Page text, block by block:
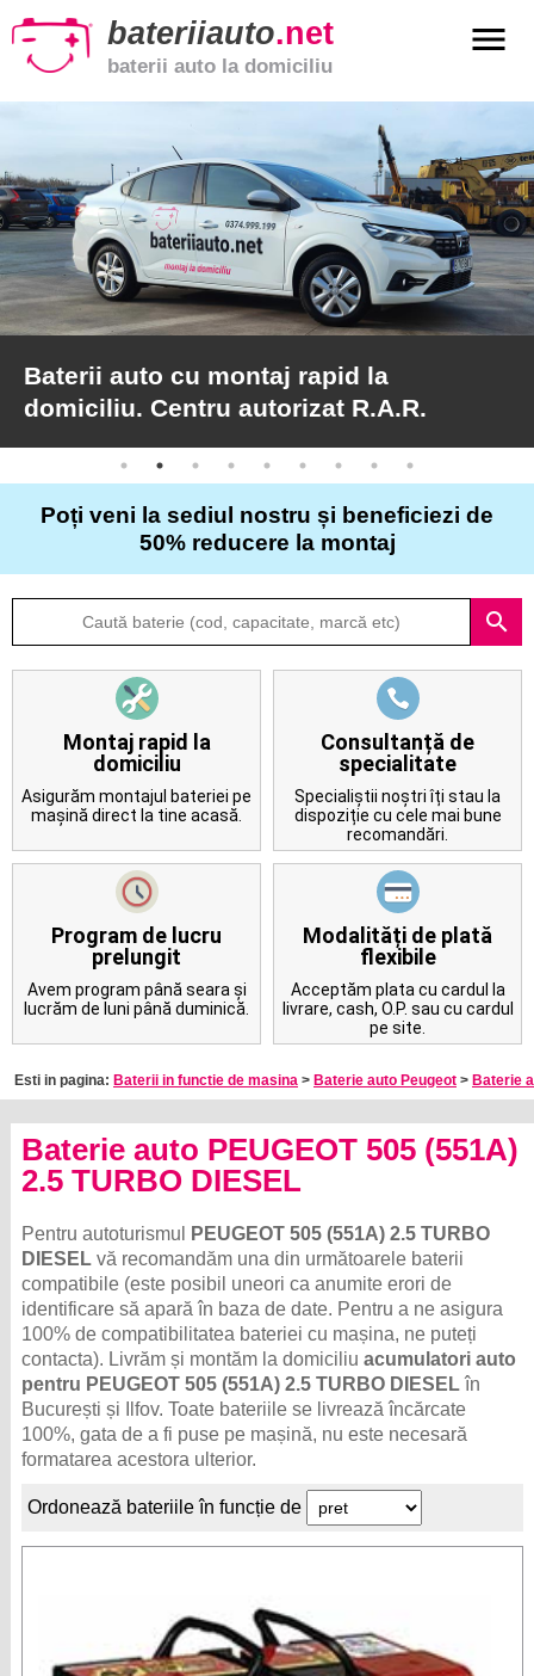
bateriiauto.net
baterii auto la domiciliu
menu
Baterii
moto
Baterii
de
camion
Articole
Despre
Contact
Baterii auto cu montaj rapid la
domiciliu. Centru autorizat R.A.R.
Poți veni la sediul nostru și beneficiezi de
50% reducere la montaj
search
Montaj rapid la
domiciliu
Asigurăm montajul bateriei pe
mașină direct la tine acasă.
Consultanță de
specialitate
Specialiștii noștri îți stau la
dispoziție cu cele mai bune
recomandări.
Program de lucru
prelungit
Avem program până seara și
lucrăm de luni până duminică.
Modalități de plată
flexibile
Acceptăm plata cu cardul la
livrare, cash, O.P. sau cu cardul
pe site.
Esti in pagina: Baterii in functie de masina > Baterie auto Peugeot > Baterie
Baterie auto PEUGEOT 505 (551A)
2.5 TURBO DIESEL
Pentru autoturismul
PEUGEOT 505 (551A) 2.5 TURBO
DIESEL vă recomandăm una din următoarele baterii
compatibile (este posibil uneori ca anumite erori de
identificare să apară în baza de date. Pentru a ne asigura
100% de compatibilitatea bateriei cu mașina, ne puteți
contacta). Livrăm și montăm la domiciliuacumulatori auto
pentru PEUGEOT 505 (551A) 2.5 TURBO DIESELîn
București și Ilfov. Toate bateriile se livrează încărcate
100%, gata de a fi puse pe mașină, nu este necesară
formatarea acestora ulterior.
Ordonează bateriile în funcție de